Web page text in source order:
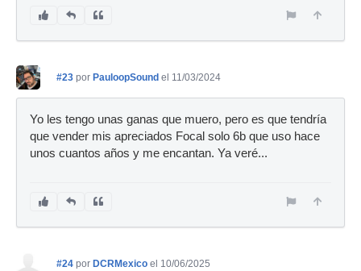
#23 por PauloopSound el 11/03/2024
Yo les tengo unas ganas que muero, pero es que tendría
que vender mis apreciados Focal solo 6b que uso hace
unos cuantos años y me encantan. Ya veré...
#24 por DCRMexico el 10/06/2025